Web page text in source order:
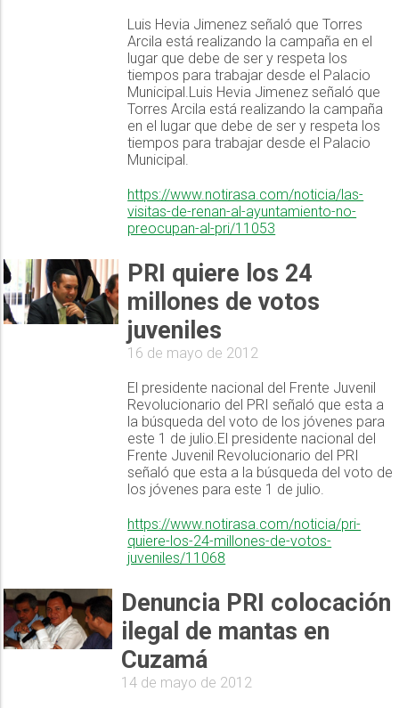
Luis Hevia Jimenez señaló que Torres
Arcila está realizando la campaña en el
lugar que debe de ser y respeta los
tiempos para trabajar desde el Palacio
Municipal.Luis Hevia Jimenez señaló que
Torres Arcila está realizando la campaña
en el lugar que debe de ser y respeta los
tiempos para trabajar desde el Palacio
Municipal.
https://www.notirasa.com/noticia/las-
visitas-de-renan-al-ayuntamiento-no-
preocupan-al-pri/11053
PRI quiere los 24
millones de votos
juveniles
16 de mayo de 2012
El presidente nacional del Frente Juvenil
Revolucionario del PRI señaló que esta a
la búsqueda del voto de los jóvenes para
este 1 de julio.El presidente nacional del
Frente Juvenil Revolucionario del PRI
señaló que esta a la búsqueda del voto de
los jóvenes para este 1 de julio.
https://www.notirasa.com/noticia/pri-
quiere-los-24-millones-de-votos-
juveniles/11068
Denuncia PRI colocación
ilegal de mantas en
Cuzamá
14 de mayo de 2012